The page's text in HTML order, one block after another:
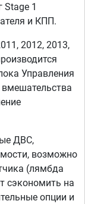
Stage 1
и КПП.
2012, 2013,
Управления
вмешательства
ДВС,
возможно
(лямбда
сэкономить на
опции и